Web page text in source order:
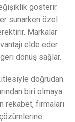
gösterir.
sunarken özel
Markalar
elde eder
dönüş sağlar.
doğrudan
biri olmaya
rekabet, firmaları